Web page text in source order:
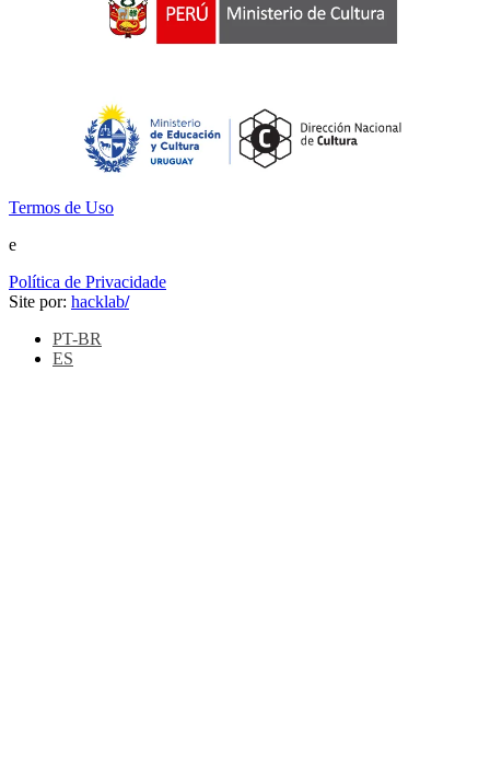
Termos de Uso
e
Política de Privacidade
Site por: hacklab/
PT-BR
ES